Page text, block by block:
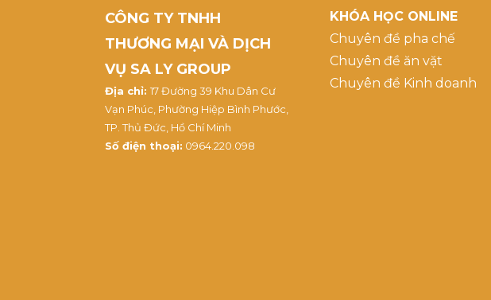
CÔNG TY TNHH
THƯƠNG MẠI VÀ DỊCH
VỤ SA LY GROUP
Địa chỉ: 17 Đường 39 Khu Dân Cư
Vạn Phúc, Phường Hiệp Bình Phước,
TP. Thủ Đức, Hồ Chí Minh
Số điện thoại: 0964.220.098
KHÓA HỌC ONLINE
Chuyên đề pha chế
Chuyên đề ăn vặt
Chuyên đề Kinh doanh